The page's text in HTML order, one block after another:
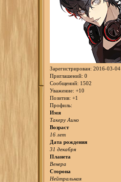
Зарегистрирован: 2016-03-04
Приглашений: 0
Сообщений: 1502
Уважение: +10
Позитив: +1
Профиль:
Имя
Такеру Аино
Возраст
16 лет
Дата рождения
31 декабря
Планета
Венера
Сторона
Нейтральная